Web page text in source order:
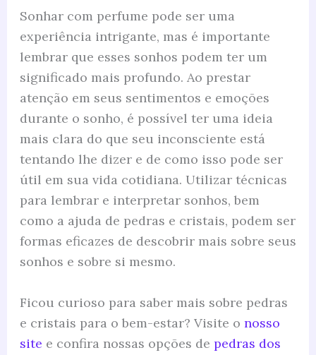
Sonhar com perfume pode ser uma
experiência intrigante, mas é importante
lembrar que esses sonhos podem ter um
significado mais profundo. Ao prestar
atenção em seus sentimentos e emoções
durante o sonho, é possível ter uma ideia
mais clara do que seu inconsciente está
tentando lhe dizer e de como isso pode ser
útil em sua vida cotidiana. Utilizar técnicas
para lembrar e interpretar sonhos, bem
como a ajuda de pedras e cristais, podem ser
formas eficazes de descobrir mais sobre seus
sonhos e sobre si mesmo.
Ficou curioso para saber mais sobre pedras
e cristais para o bem-estar? Visite o nosso
site e confira nossas opções de pedras dos